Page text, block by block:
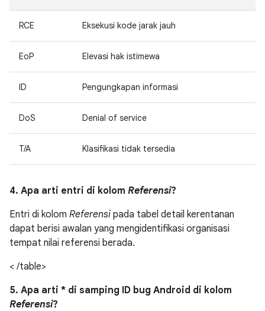
RCE Eksekusi kode jarak jauh
EoP Elevasi hak istimewa
ID Pengungkapan informasi
DoS Denial of service
T/A Klasifikasi tidak tersedia
4. Apa arti entri di kolom Referensi?
Entri di kolom Referensi pada tabel detail kerentanan
dapat berisi awalan yang mengidentifikasi organisasi
tempat nilai referensi berada.
< /table>
5. Apa arti * di samping ID bug Android di kolom
Referensi?